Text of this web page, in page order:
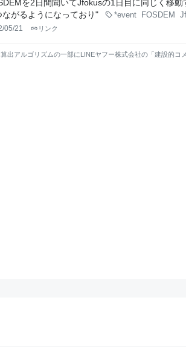
を2日間聞いてJfokusの1日目に同じく移
ながるようになっており"
*event FOSDEM
05/21 リンク
出アルゴリズムの一部にLINEヤフー株式会社の「建設的コ